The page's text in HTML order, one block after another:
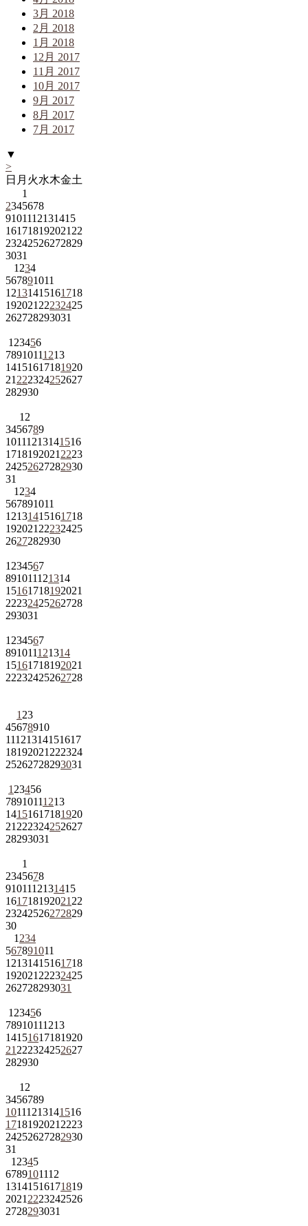
3月 2018
2月 2018
1月 2018
12月 2017
11月 2017
10月 2017
9月 2017
8月 2017
7月 2017
▼
>
日 月 火水木金土
1
2345678
9101112131415
161718192021 22
23242526272829
3031
1 234
567891011
12131415161718
192021 22232425
262728293031
1 23456
78910111213
14151617181920
21 222324252627
282930
1 2
3456789
10111213141516
1718192021 2223
24252627282930
31
1 234
567891011
12131415161718
192021 22232425
2627282930
1 234567
891011121314
15161718192021
22232425262728
293031
1 234567
891011121314
15161718192021
22232425262728
1 23
45678910
11121314151617
18192021 222324
25262728293031
1 23456
78910111213
14151617181920
21 222324252627
28293031
1
2345678
9101112131415
161718192021 22
23242526272829
30
1 234
567891011
12131415161718
192021 22232425
262728293031
1 23456
78910111213
14151617181920
21 222324252627
282930
1 2
3456789
10111213141516
1718192021 2223
24252627282930
31
1 2345
6789101112
13141516171819
2021 2223242526
2728293031